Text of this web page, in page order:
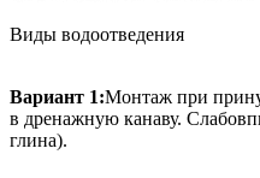
Виды водоотведения
Вариант 1:Монтаж при
в дренажную канаву.
глина).